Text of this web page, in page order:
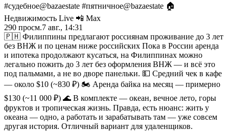
#судебное@bazaestate #пятничное@bazaestate 🏠
Недвижимость Live 📲 Max
290 просм.7 авг., 14:31
🇵🇭 Филиппины предлагают россиянам проживание до 3 лет
без ВНЖ и по ценам ниже российских Пока в России аренда
и ипотека продолжают кусаться, на Филиппинах можно
легально пожить до 3 лет без оформления ВНЖ — и всё это
под пальмами, а не во дворе панельки. 💵 Средний чек в кафе
— около $10 (~830 ₽) 🏍 Аренда байка на месяц — примерно
$130 (~11 000 ₽) 🌊 В комплекте — океан, вечное лето, горы
фруктов и тропическая жизнь. Правда, есть нюанс: жить у
океана — одно, а работать и зарабатывать там — уже совсем
другая история. Отличный вариант для удаленщиков.